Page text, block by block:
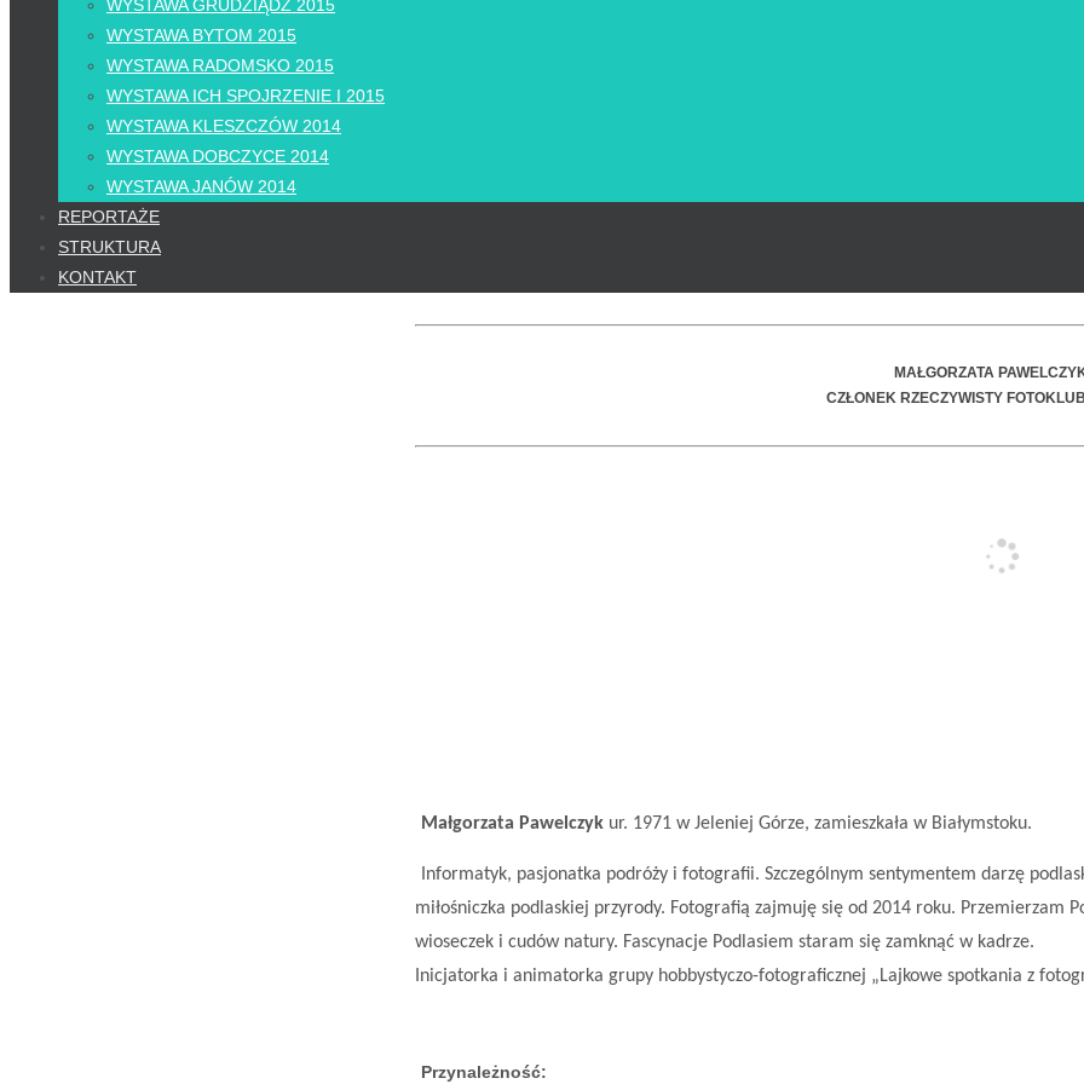
WYSTAWA GRUDZIĄDZ 2015
WYSTAWA BYTOM 2015
WYSTAWA RADOMSKO 2015
WYSTAWA ICH SPOJRZENIE I 2015
WYSTAWA KLESZCZÓW 2014
WYSTAWA DOBCZYCE 2014
WYSTAWA JANÓW 2014
REPORTAŻE
STRUKTURA
KONTAKT
MAŁGORZATA
CZŁONEK RZECZYWISTY
Małgorzata Pawelczyk ur. 1971 w Jeleniej Górze, zamieszkała w Białymstoku.
Informatyk, pasjonatka podróży i fotografii. Szczególnym sentymentem darzę
miłośniczka podlaskiej przyrody. Fotografią zajmuję się od 2014 roku. Przemierzam
wioseczek i cudów natury. Fascynacje Podlasiem staram się zamknąć w kadrze.
Inicjatorka i animatorka grupy hobbystyczo-fotograficznej „Lajkowe spotkania z
Przynależność: